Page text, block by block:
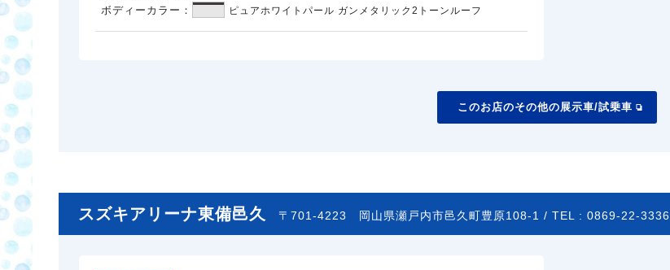
ボディーカラー：
ピュアホワイトパール ガンメタリック2トーンルーフ
このお店のその他の展示車/試乗車
スズキアリーナ東備邑久 〒701-4223 岡山県瀬戸内市邑久町豊原108-1 / TEL : 0869-22-3336